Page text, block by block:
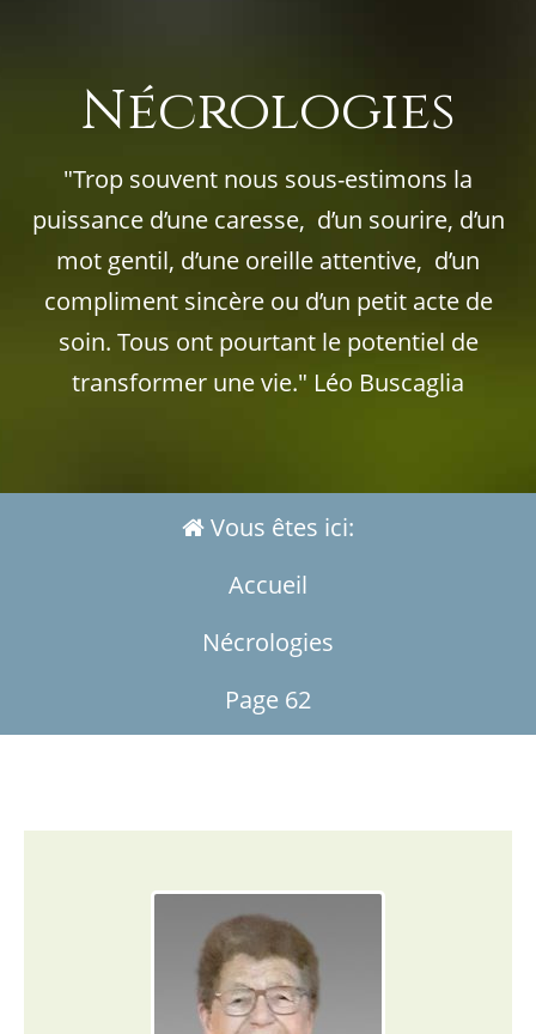
Nécrologies
"Trop souvent nous sous-estimons la
puissance d’une caresse, d’un sourire, d’un
mot gentil, d’une oreille attentive, d’un
compliment sincère ou d’un petit acte de
soin. Tous ont pourtant le potentiel de
transformer une vie." Léo Buscaglia
Vous êtes ici:
Accueil
Nécrologies
Page 62